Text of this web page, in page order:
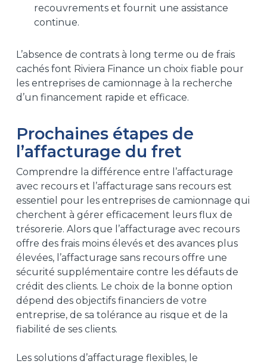
recouvrements et fournit une assistance
continue.
L’absence de contrats à long terme ou de frais
cachés font Riviera Finance un choix fiable pour
les entreprises de camionnage à la recherche
d’un financement rapide et efficace.
Prochaines étapes de
l’affacturage du fret
Comprendre la différence entre l’affacturage
avec recours et l’affacturage sans recours est
essentiel pour les entreprises de camionnage qui
cherchent à gérer efficacement leurs flux de
trésorerie. Alors que l’affacturage avec recours
offre des frais moins élevés et des avances plus
élevées, l’affacturage sans recours offre une
sécurité supplémentaire contre les défauts de
crédit des clients. Le choix de la bonne option
dépend des objectifs financiers de votre
entreprise, de sa tolérance au risque et de la
fiabilité de ses clients.
Les solutions d’affacturage flexibles, le